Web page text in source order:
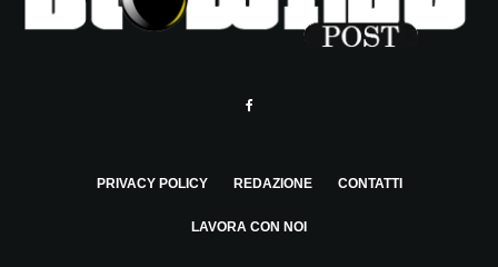
PRIVACY POLICY REDAZIONE CONTATTI
LAVORA CON NOI